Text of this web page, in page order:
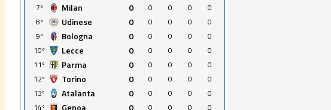
7º
Milan 0 0 0 0
0
8º
Udinese 0 0 0 0
0
9º
Bologna 0 0 0 0
0
10º
Lecce 0 0 0 0
0
11º
Parma 0 0 0 0
0
12º
Torino 0 0 0 0
0
13º
Atalanta 0 0 0 0
0
14º
Genoa 0 0 0 0 0